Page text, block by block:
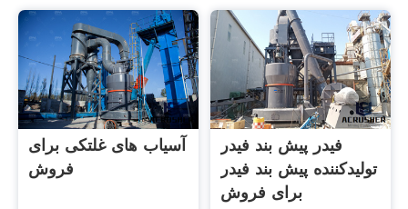
آسیاب های غلتکی برای
فروش
فیدر پیش بند فیدر
تولیدکننده پیش بند فیدر
برای فروش